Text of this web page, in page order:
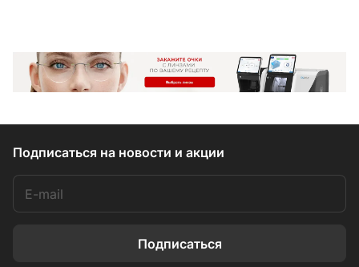
Подписаться на новости и акции
Подписаться